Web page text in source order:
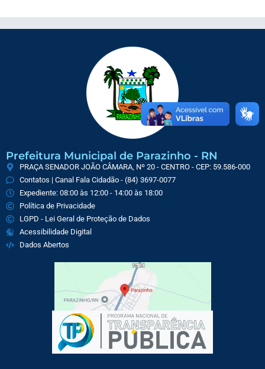
Prefeitura Municipal de Parazinho - RN
PRAÇA SENADOR JOÃO CÂMARA, Nº 20 - CENTRO - CEP: 59.586-000
Contatos | Canal Fala Cidadão - (84) 3697-0077
Expediente: 08:00 às 12:00 - 14:00 às 18:00
Política de Privacidade
LGPD - Lei Geral de Proteção de Dados
Acessibilidade Digital
Dados Abertos